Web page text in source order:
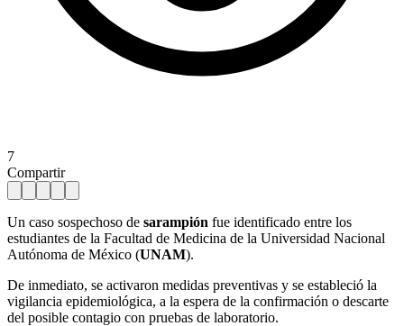
7
Compartir
Un caso sospechoso de sarampión fue identificado entre los
estudiantes de la Facultad de Medicina de la Universidad Nacional
Autónoma de México (UNAM).
De inmediato, se activaron medidas preventivas y se estableció la
vigilancia epidemiológica, a la espera de la confirmación o descarte
del posible contagio con pruebas de laboratorio.